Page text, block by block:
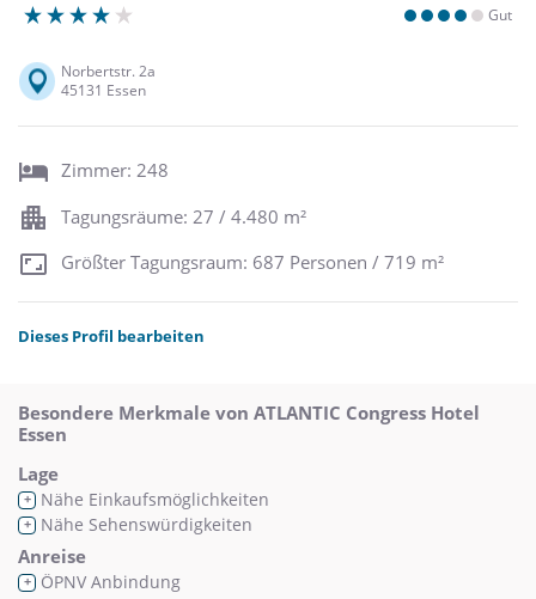
Gut
Norbertstr. 2a
45131 Essen
Zimmer: 248
Tagungsräume: 27 / 4.480 m²
Größter Tagungsraum: 687 Personen / 719 m²
Dieses Profil bearbeiten
Besondere Merkmale von ATLANTIC Congress Hotel
Essen
Lage
+ Nähe Einkaufsmöglichkeiten
+ Nähe Sehenswürdigkeiten
Anreise
+ ÖPNV Anbindung